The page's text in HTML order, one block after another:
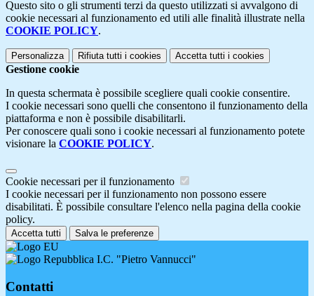
Questo sito o gli strumenti terzi da questo utilizzati si avvalgono di
cookie necessari al funzionamento ed utili alle finalità illustrate nella
COOKIE POLICY.
Personalizza Rifiuta tutti i cookies Accetta tutti i cookies
Gestione cookie
In questa schermata è possibile scegliere quali cookie consentire.
I cookie necessari sono quelli che consentono il funzionamento della
piattaforma e non è possibile disabilitarli.
Per conoscere quali sono i cookie necessari al funzionamento potete
visionare la COOKIE POLICY.
Cookie necessari per il funzionamento
I cookie necessari per il funzionamento non possono essere
disabilitati. È possibile consultare l'elenco nella pagina della cookie
policy.
Accetta tutti Salva le preferenze
I.C. "Pietro Vannucci"
Contatti